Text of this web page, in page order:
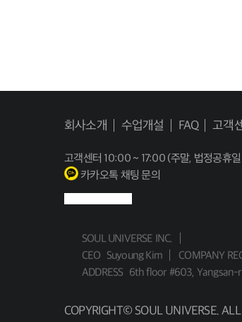
회사소개 수업개설 FAQ 고객
고객센터 10:00 ~ 17:00 (주말, 법정공휴
카카오톡 채팅 문의
SOUL UNIVERSE INC.
CEO
Suyoung Kim COMPANY
ADDRESS
6th floor #603, Yangsan-
COPYRIGHT© SOUL UNIVERSE. ALL